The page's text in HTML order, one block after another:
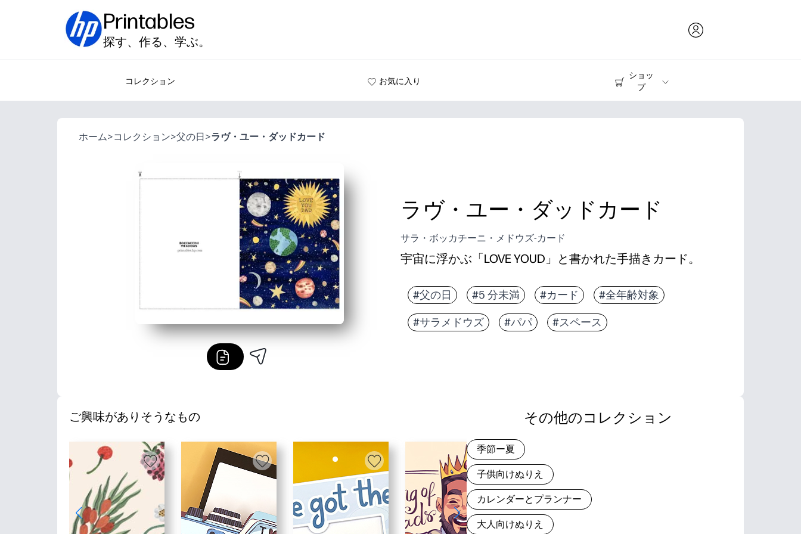
Printables
探す、作る、学ぶ。
コレクション お気に入り
ショッ
プ
プリンター
ホーム>コレクション>父の日>ラヴ・ユー・ダッドカード
ラヴ・ユー・ダッドカード
サラ・ボッカチーニ・メドウズ-カード
宇宙に浮かぶ「LOVE YOUD」と書かれた手描きカード。
#父の日 #5 分未満 #カード #全年齢対象
#サラメドウズ #パパ #スペース
ご興味がありそうなもの その他のコレクション
季節ー夏
子供向けぬりえ
カレンダーとプランナー
大人向けぬりえ